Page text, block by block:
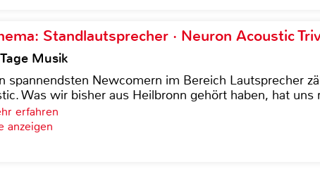
Standlautsprecher · Neuron Acoustic
Musik
spannendsten Newcomern im Bereich Lautsprecher
Was wir bisher aus Heilbronn gehört haben, hat
erfahren
anzeigen